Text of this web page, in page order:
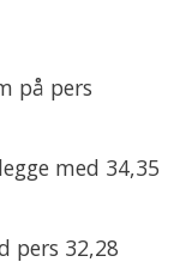
på pers
med 34,35
pers 32,28